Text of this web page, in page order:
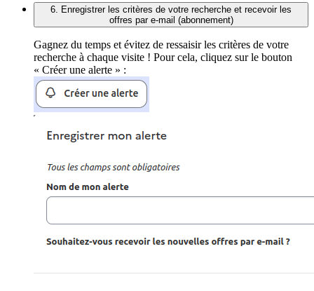
6. Enregistrer les critères de votre recherche et recevoir les
offres par e-mail (abonnement)
Gagnez du temps et évitez de ressaisir les critères de votre
recherche à chaque visite ! Pour cela, cliquez sur le bouton
« Créer une alerte » :